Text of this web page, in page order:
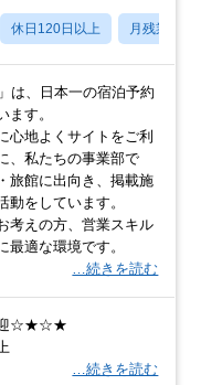
休日120日以上 月残業20
は、日本一の宿泊予約
ます。
心地よくサイトをご利
、私たちの事業部で
旅館に出向き、掲載施
動をしています。
考えの方、営業スキル
最適な環境です。
…続きを読む
☆★☆★
…続きを読む